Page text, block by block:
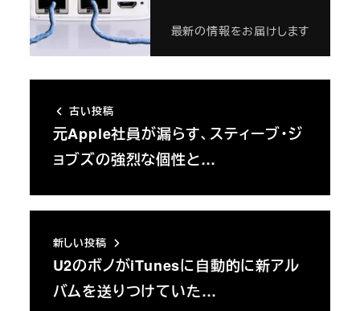
最新の情報をお届けします
古い投稿
元Apple社員が漏らす、スティーブ・ジ
ョブズの強烈な個性と…
新しい投稿
U2のボノがiTunesに自動的に新アル
バムを送りつけていた…